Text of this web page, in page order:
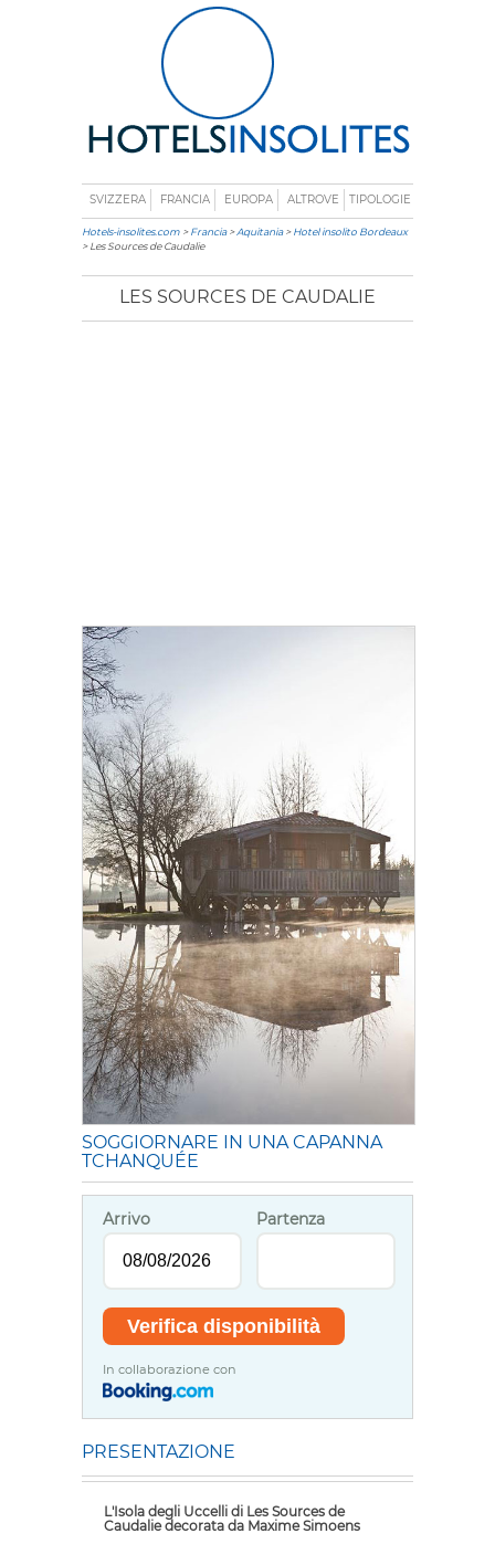
SVIZZERA FRANCIA EUROPA ALTROVE TIPOLOGIE
Hotels-insolites.com >Francia>Aquitania>Hotel insolito Bordeaux
> Les Sources de Caudalie
LES SOURCES DE CAUDALIE
SOGGIORNARE IN UNA CAPANNA
TCHANQUÉE
Arrivo Partenza
In collaborazione con
PRESENTAZIONE
L'Isola degli Uccelli di Les Sources de
Caudalie decorata da Maxime Simoens